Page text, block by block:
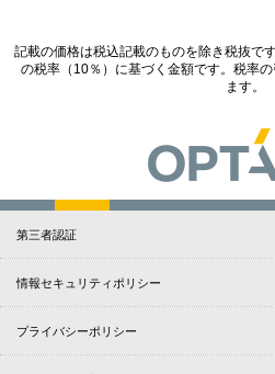
記載の価格は税込記載のものを除き税抜で
の税率（10％）に基づく金額です。税率
ます。
第三者認証
情報セキュリティポリシー
プライバシーポリシー